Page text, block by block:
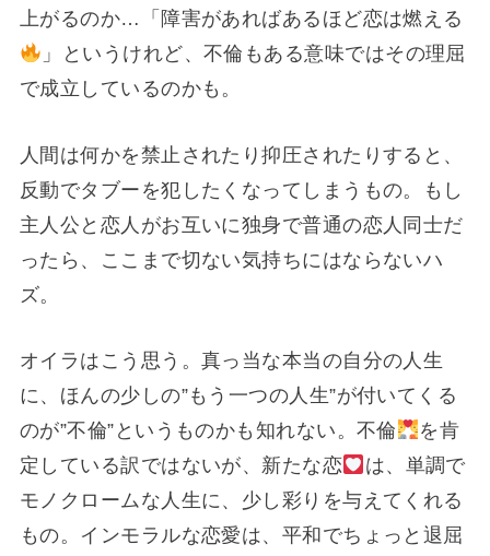
上がるのか…「障害があればあるほど恋は燃える
」というけれど、不倫もある意味ではその理屈
で成立しているのかも。
人間は何かを禁止されたり抑圧されたりすると、
反動でタブーを犯したくなってしまうもの。もし
主人公と恋人がお互いに独身で普通の恋人同士だ
ったら、ここまで切ない気持ちにはならないハ
ズ。
オイラはこう思う。真っ当な本当の自分の人生
に、ほんの少しの”もう一つの人生”が付いてくる
のが”不倫”というものかも知れない。不倫
を肯
定している訳ではないが、新たな恋
は、単調で
モノクロームな人生に、少し彩りを与えてくれる
もの。インモラルな恋愛は、平和でちょっと退屈